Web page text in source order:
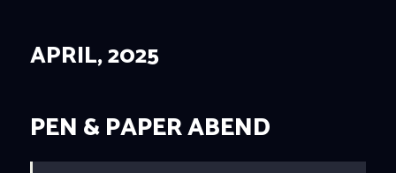
EVENTS
ABOUT
RESERVIERUNG
APRIL, 2025
PEN & PAPER ABEND